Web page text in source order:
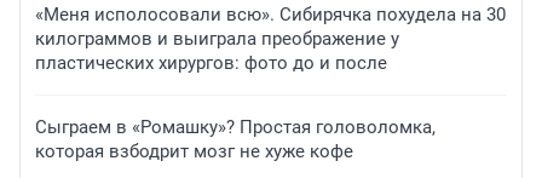
«Меня исполосовали всю». Сибирячка похудела на 30
килограммов и выиграла преображение у
пластических хирургов: фото до и после
Сыграем в «Ромашку»? Простая головоломка,
которая взбодрит мозг не хуже кофе